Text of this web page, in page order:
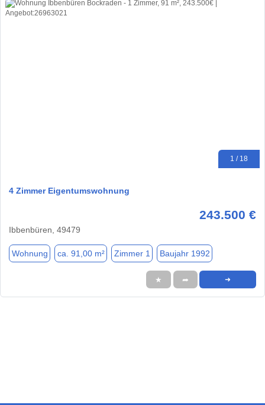
1 / 18
4 Zimmer Eigentumswohnung
243.500 €
Ibbenbüren, 49479
Wohnung ca. 91,00 m² Zimmer 1 Baujahr 1992
★ ➦ ➜